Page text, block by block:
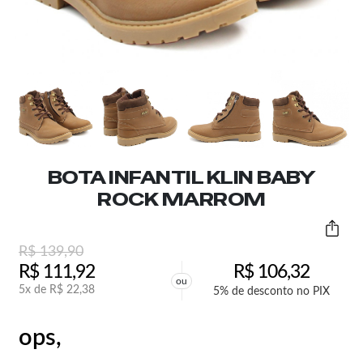
BOTA INFANTIL KLIN BABY
ROCK MARROM
R$139,90
R$111,92
5x de R$ 22,38
ou R$106,32
5% de desconto no PIX
ops,